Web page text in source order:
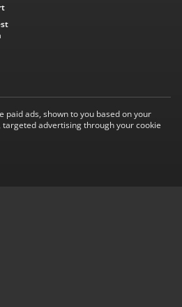
paid ads, shown to you based on your
advertising through your cookie